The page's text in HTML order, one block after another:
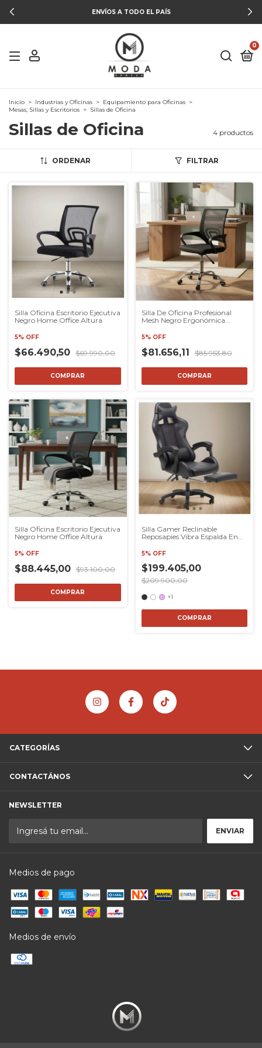
ENVÍOS A TODO EL PAÍS
0
Inicio > Industrias y Oficinas > Equipamiento para Oficinas >
Mesas, Sillas y Escritorios > Sillas de Oficina
Sillas de Oficina 4 productos
ORDENAR FILTRAR
Silla Oficina Escritorio Ejecutiva
Negro Home Office Altura
5% OFF
$66.490,50 $69.990,00
COMPRAR
Silla De Oficina Profesional
Mesh Negro Ergonómica
5% OFF
$81.656,11 $85.953,80
COMPRAR
Silla Oficina Escritorio Ejecutiva
Negro Home Office Altura
5% OFF
$88.445,00 $93.100,00
COMPRAR
Silla Gamer Reclinable
Reposapies Vibra Espalda En
5% OFF
$199.405,00
$209.900,00
+1
COMPRAR
CATEGORÍAS
CONTACTÁNOS
NEWSLETTER
Medios de pago
Medios de envío